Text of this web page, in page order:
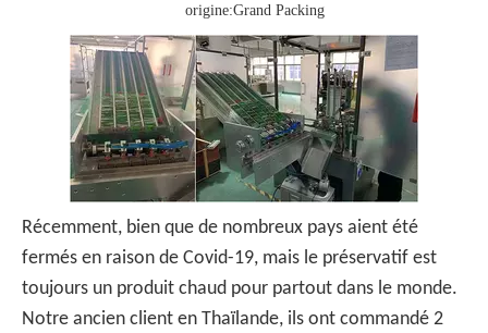
origine:Grand Packing
Récemment, bien que de nombreux pays aient été
fermés en raison de Covid-19, mais le préservatif est
toujours un produit chaud pour partout dans le monde.
Notre ancien client en Thaïlande, ils ont commandé 2